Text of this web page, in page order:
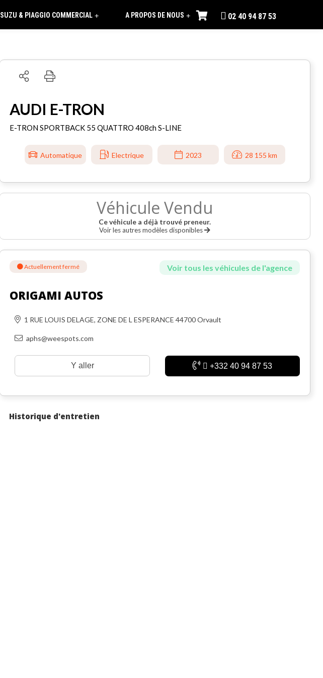
+
ISUZU & PIAGGIO COMMERCIAL +
A PROPOS DE NOUS 02 40 94 87 53
AUDI E-TRON
E-TRON SPORTBACK 55 QUATTRO 408ch S-LINE
Automatique Electrique 2023 28 155 km
Véhicule Vendu
Ce véhicule a déjà trouvé preneur.
Voir les autres modèles disponibles
Actuellement fermé Voir tous les véhicules de l'agence
ORIGAMI AUTOS
1 RUE LOUIS DELAGE, ZONE DE L ESPERANCE 44700 Orvault
aphs@weespots.com
Y aller +332 40 94 87 53
Historique d'entretien